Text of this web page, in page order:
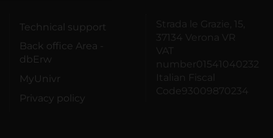
Technical support
Back office Area -
dbErw
MyUnivr
Privacy policy
Strada le Grazie, 15,
37134 Verona VR
VAT
number01541040232
Italian Fiscal
Code93009870234